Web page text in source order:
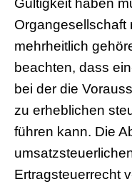
Gültigkeit haben
Organgesellschaft
mehrheitlich
beachten, dass
bei der die
zu erheblichen
führen kann. Die
Ertragsteuerrecht